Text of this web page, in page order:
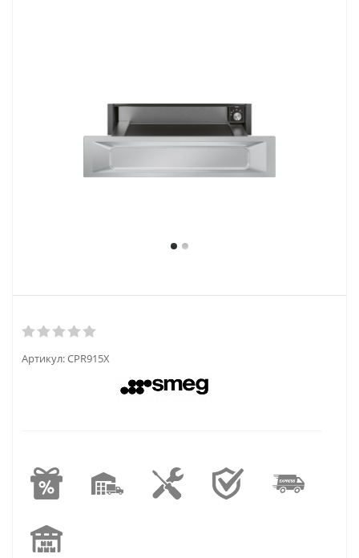
Артикул:CPR915X